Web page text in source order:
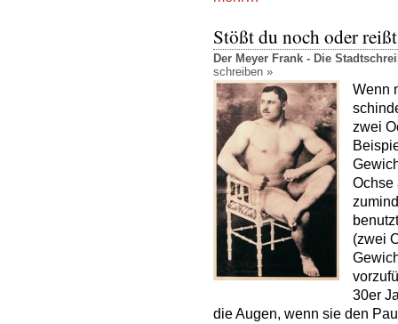
Stößt du noch oder
Der Meyer Frank - Die
schreiben »
Wenn
zwei
Ochse
(zwei
30er
die Augen, wenn sie den